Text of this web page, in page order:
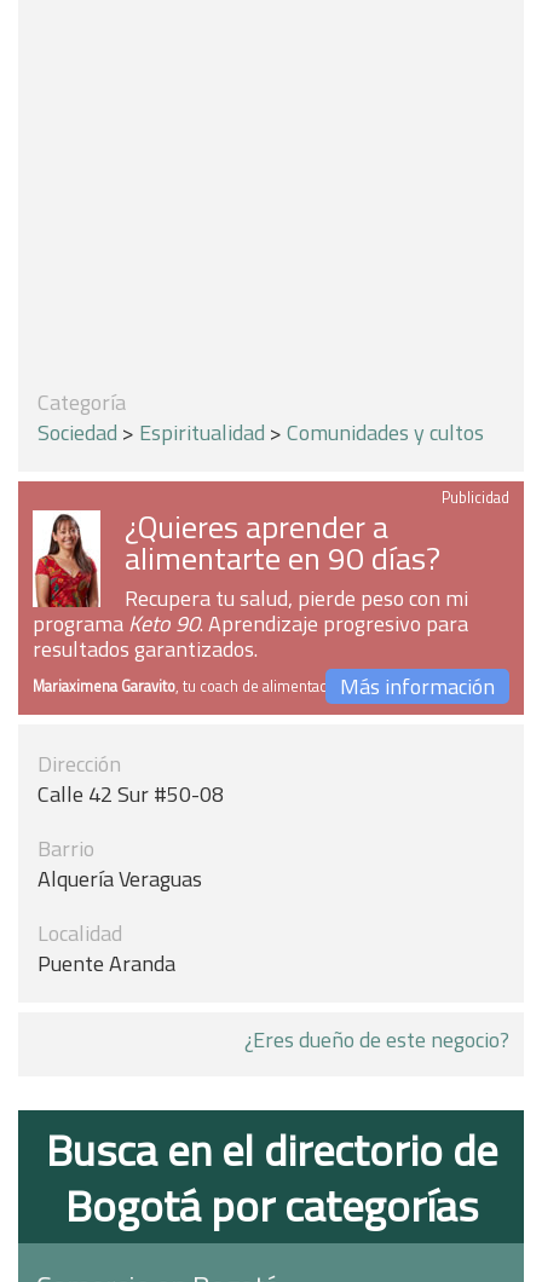
Categoría
Sociedad > Espiritualidad >Comunidades y cultos
Publicidad
¿Quieres aprender a
alimentarte en 90 días?
Recupera tu salud, pierde peso con mi
programaKeto 90. Aprendizaje progresivo para
resultados garantizados.
Mariaximena Garavito, tu coach de alimentaciónMás información
Dirección
Calle 42 Sur #50-08
Barrio
Alquería Veraguas
Localidad
Puente Aranda
¿Eres dueño de este negocio?
Busca en el directorio de
Bogotá por categorías